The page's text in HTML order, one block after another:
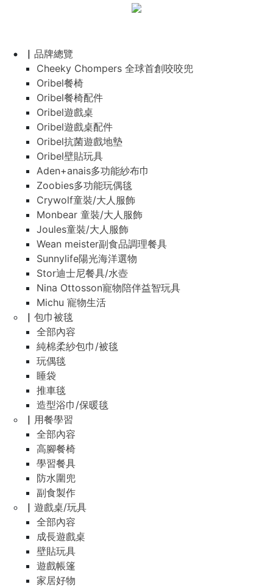
▏品牌總覽
Cheeky Chompers 全球首創咬咬兜
Oribel餐椅
Oribel餐椅配件
Oribel遊戲桌
Oribel遊戲桌配件
Oribel抗菌遊戲地墊
Oribel壁貼玩具
Aden+anais多功能紗布巾
Zoobies多功能玩偶毯
Crywolf童裝/大人服飾
Monbear 童裝/大人服飾
Joules童裝/大人服飾
Wean meister副食品調理餐具
Sunnylife陽光海洋選物
Stor迪士尼餐具/水壺
Nina Ottosson寵物陪伴益智玩具
Michu 寵物生活
▏包巾被毯
全部內容
純棉柔紗包巾/被毯
玩偶毯
睡袋
推車毯
造型浴巾/保暖毯
▏用餐學習
全部內容
高腳餐椅
學習餐具
防水圍兜
副食製作
▏遊戲桌/玩具
全部內容
成長遊戲桌
壁貼玩具
遊戲帳篷
家居好物